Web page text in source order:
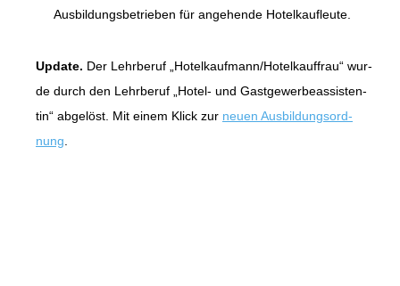
Aus­bil­dungs­be­trie­ben für ange­hen­de Hotel­kauf­leu­te.
Update. Der Lehr­be­ruf „Hotelkaufmann/Hotelkauffrau“ wur­
de durch den Lehr­be­ruf „Hotel- und Gast­ge­wer­be­as­sis­ten­
tin“ abge­löst. Mit einem Klick zur neu­en Aus­bil­dungs­ord­
nung